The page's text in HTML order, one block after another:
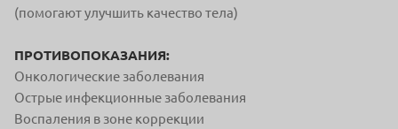
(помогают улучшить качество тела)
ПРОТИВОПОКАЗАНИЯ:
Онкологические заболевания
Острые инфекционные заболевания
Воспаления в зоне коррекции